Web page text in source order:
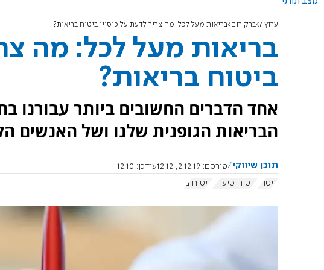
ערוץ 7 ברק רום בריאות מעל לכל: מה צריך לדעת על כיסויי ביטוח בריאות?
בריאות מעל לכל: מה
ביטוח בריאות?
אחד הדברים החשובים ביותר עבורנו
הבריאות הגופנית שלנו ושל האנשים
תוכן שיווקי פורסם: 2.12.19, 12:12 עודכן: 12:10
ביטוח
ביטוח סיעודי ביטוחים